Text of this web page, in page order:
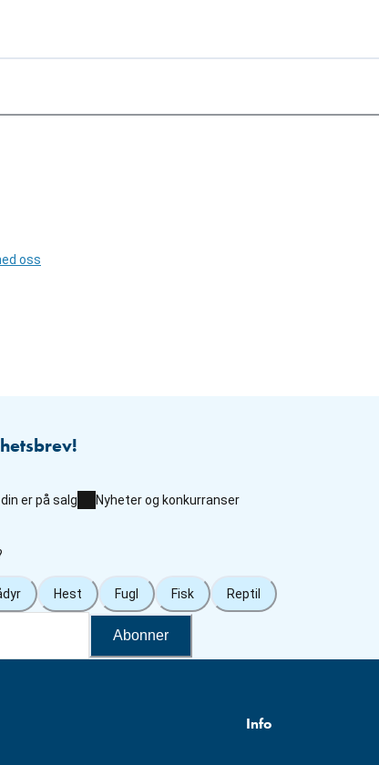
oss
er på salg Nyheter og konkurranser
Hest Fugl Fisk Reptil
Abonner
Info